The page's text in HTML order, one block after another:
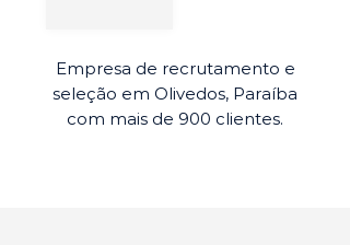
Empresa de recrutamento e
seleção em Olivedos, Paraíba
com mais de 900 clientes.